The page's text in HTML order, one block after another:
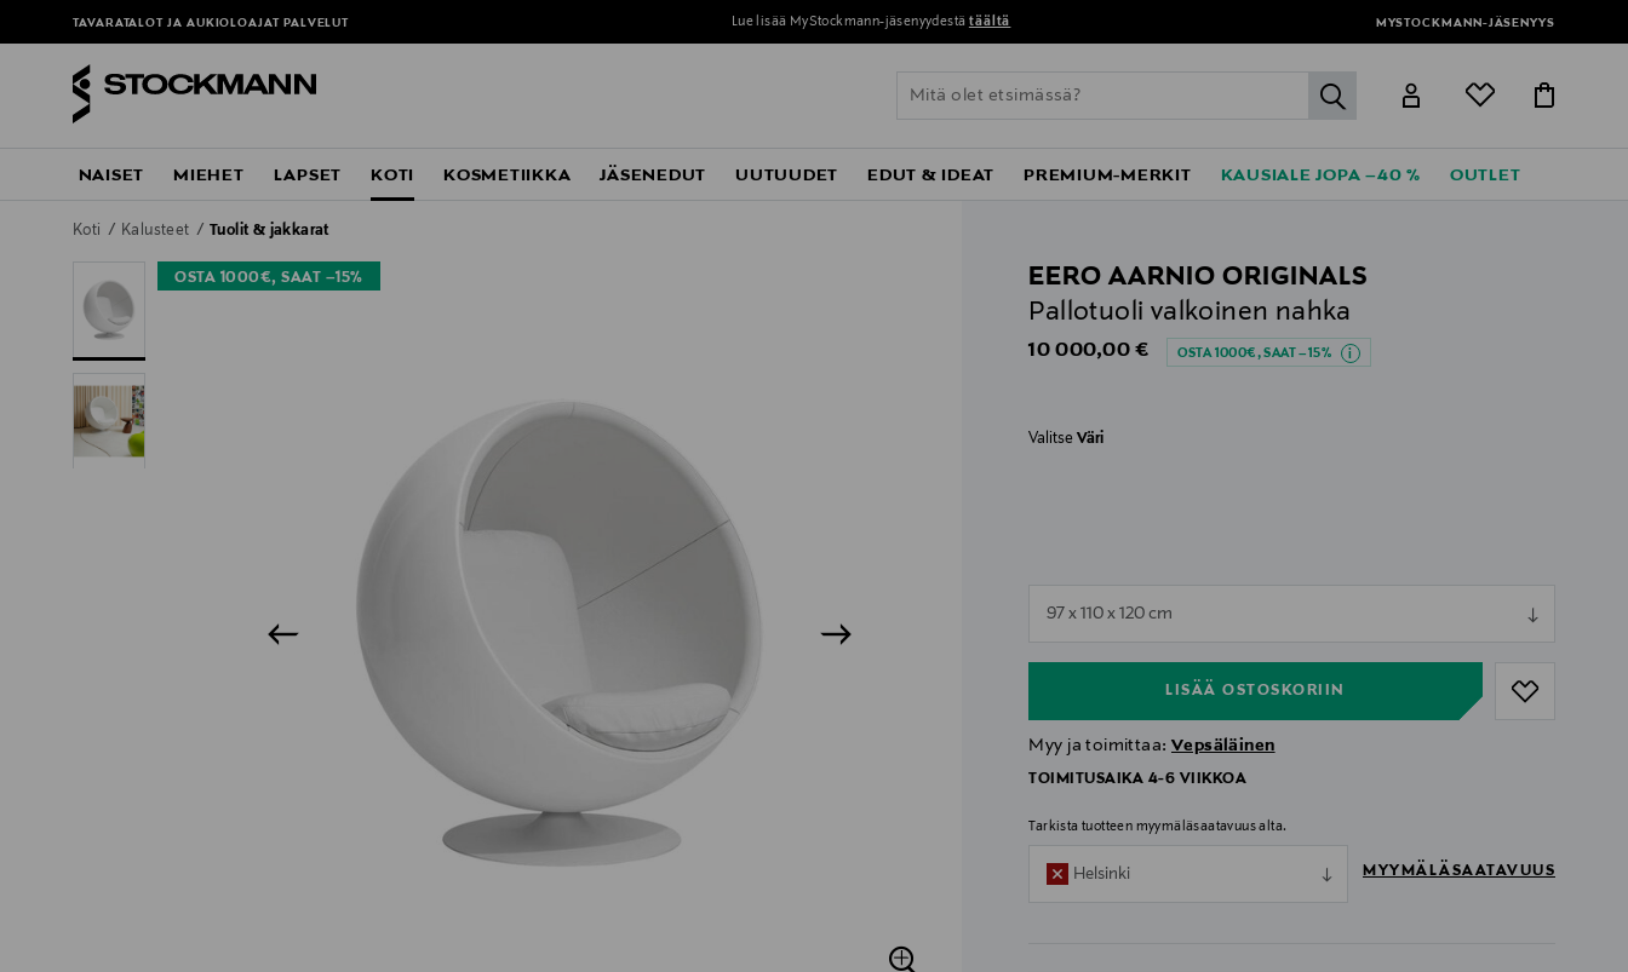
TAVARATALOT JA AUKIOLOAJAT PALVELUT Lue lisää MyStockmann-jäsenyydestä täältä MYSTOCKMANN-JÄSENYYS
label.header.go
NAISET MIEHET LAPSET KOTI KOSMETIIKKA JÄSENEDUT UUTUUDET EDUT & IDEAT PREMIUM-MERKIT KAUSIALE JOPA –40 % OUTLET
Koti Kalusteet Tuolit & jakkarat
OSTA 1000€, SAAT –15%
EERO AARNIO ORIGINALS
Pallotuoli valkoinen nahka
Original Price
10 000,00 € OSTA 1000€, SAAT –15%
ValitseVäri
97 x 110 x 120 cm
LISÄÄ OSTOSKORIIN
null
Myy ja toimittaa: Vepsäläinen
TOIMITUSAIKA 4-6 VIIKKOA
Tarkista tuotteen myymäläsaatavuus alta.
Helsinki MYYMÄLÄSAATAVUUS